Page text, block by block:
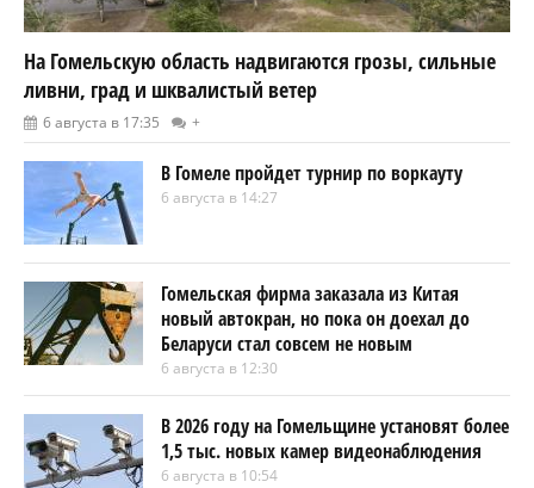
На Гомельскую область надвигаются грозы, сильные
ливни, град и шквалистый ветер
6 августа в 17:35 +
В Гомеле пройдет турнир по воркауту
6 августа в 14:27
Гомельская фирма заказала из Китая
новый автокран, но пока он доехал до
Беларуси стал совсем не новым
6 августа в 12:30
В 2026 году на Гомельщине установят более
1,5 тыс. новых камер видеонаблюдения
6 августа в 10:54